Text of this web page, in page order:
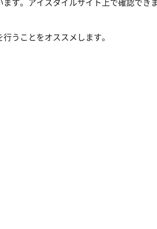
うことをオススメします。